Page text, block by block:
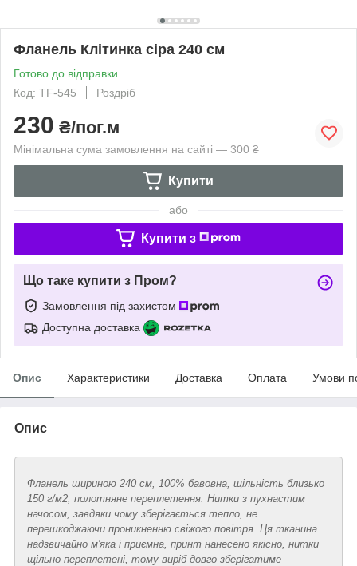
Фланель Клітинка сіра 240 см
Готово до відправки
Код: TF-545
Роздріб
230 ₴/пог.м
Мінімальна сума замовлення на сайті — 300 ₴
Купити
або
Купити з
Що таке купити з Пром?
Замовлення під захистом
Доступна доставка
Опис Характеристики Доставка Оплата Умови
Опис
Фланель шириною 240 см, 100% бавовна, щільність близько
150 г/м2, полотняне переплетення. Нитки з пухнастим
начосом, завдяки чому зберігається тепло, не
перешкоджаючи проникненню свіжого повітря. Ця тканина
надзвичайно м'яка і приємна, принт нанесено якісно, нитки
щільно переплетені, тому виріб довго зберігатиме